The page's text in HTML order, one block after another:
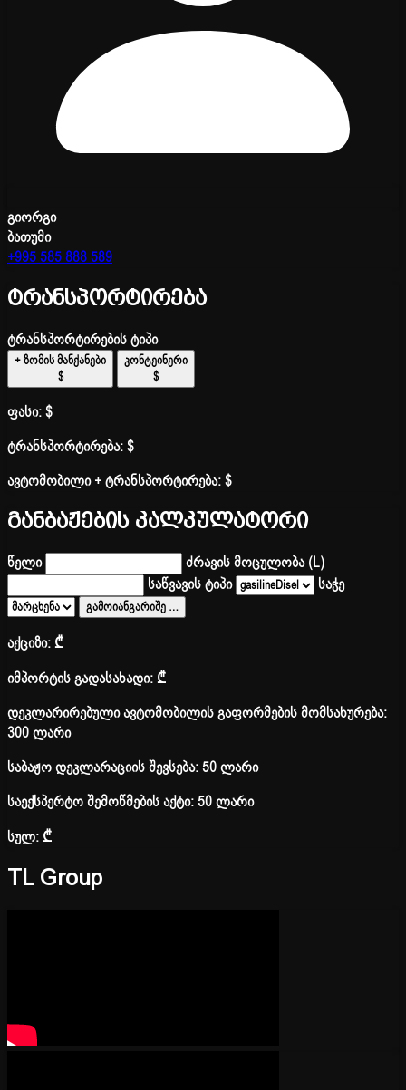
გიორგი
ბათუმი
+995 585 888 589
ტრანსპორტირება
ტრანსპორტირების ტიპი
+ ზომის მანქანები
$
კონტეინერი
$
ფასი:$
ტრანსპორტირება:$
ავტომობილი + ტრანსპორტირება:$
განბაჟების კალკულატორი
წელი
ძრავის მოცულობა (L)
საწვავის ტიპი
საჭე
გამოიანგარიშე …
აქციზი:₾
იმპორტის გადასახადი:₾
დეკლარირებული ავტომობილის გაფორმების მომსახურება:
300 ლარი
საბაჟო დეკლარაციის შევსება: 50 ლარი
საექსპერტო შემოწმების აქტი: 50 ლარი
სულ:₾
TL Group